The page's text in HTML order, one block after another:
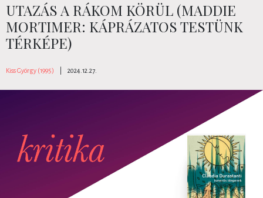
UTAZÁS A RÁKOM KÖRÜL (MADDIE
MORTIMER: KÁPRÁZATOS TESTÜNK
TÉRKÉPE)
Kiss György (1995) 2024.12.27.